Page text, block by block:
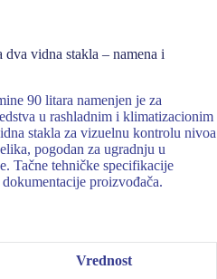
vidna stakla – namena i
90 litara namenjen je za
u rashladnim i klimatizacionim
stakla za vizuelnu kontrolu nivoa
pogodan za ugradnju u
Tačne tehničke specifikacije
proizvođača.
Vrednost